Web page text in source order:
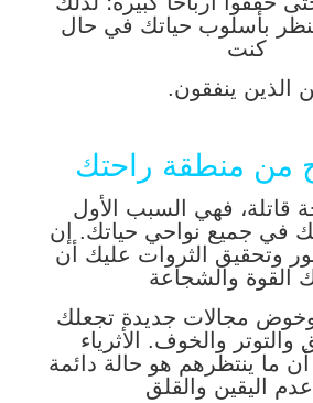
بأسلوب حياتك في حال
كنت
الذين ينفقون.
قاتلة، فهي السبب الأول
في جميع نواحي حياتك. إن
وتحقيق الثروات عليك أن
القوة والشجاعة
مجالات جديدة تجعلك
والتوتر والخوف. الأثرياء
ما ينتظرهم هو حالة دائمة
اليقين والقلق